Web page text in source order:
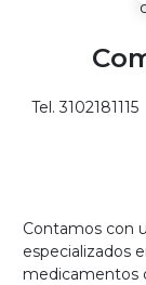
Contamos con
especializados
medicamentos
Tel. 3102181115